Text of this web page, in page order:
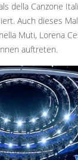
della Canzone
Auch dieses
Muti, Lorena
auftreten.